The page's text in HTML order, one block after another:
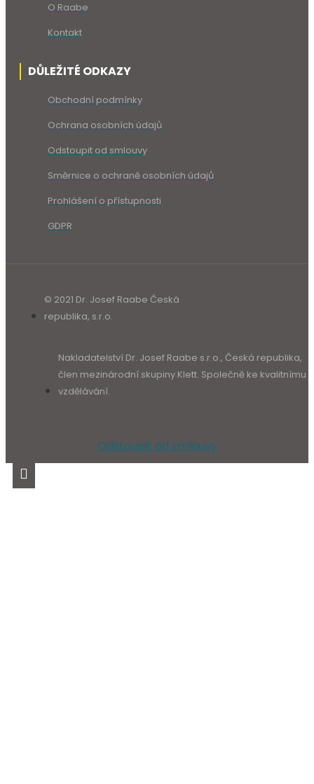
O Raabe
Kontakt
DŮLEŽITÉ ODKAZY
Obchodní podmínky
Ochrana osobních údajů
Odstoupit od smlouvy
Směrnice o ochraně osobních údajů
Prohlášení o přístupnosti
GDPR
© 2021 Dr. Josef Raabe Česká
republika, s.r.o.
Nakladatelství Dr. Josef Raabe s.r.o., Česká republika,
člen mezinárodní skupiny Klett. Společně ke kvalitnímu
vzdělávání.
Odstoupit od smlouvy